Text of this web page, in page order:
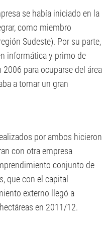
se había iniciado en la
como miembro
Sudeste). Por su parte,
informática y primo de
para ocuparse del área
a tomar un gran
por ambos hicieron
con otra empresa
conjunto de
que con el capital
externo llegó a
en 2011/12.